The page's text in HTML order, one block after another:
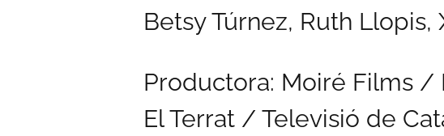
Betsy Túrnez, Ruth Llopis,
Productora: Moiré Films /
El Terrat / Televisió de